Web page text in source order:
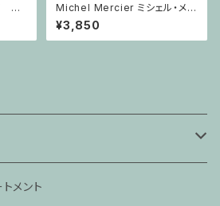
ジ
Michel Mercier ミシェル・メル
シエ ウッドブラシ 【ヘアブラシ】
天然木 静電気防止 ブラッシング
負担軽減 持ちやすい くし
¥3,850
メント